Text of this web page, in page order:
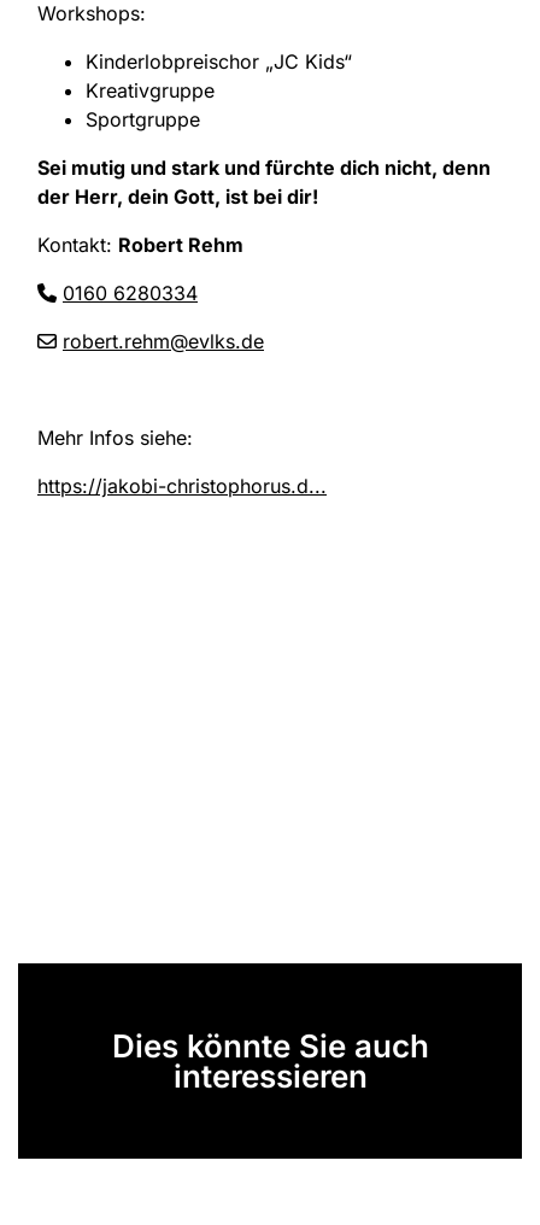
Workshops:
Kinderlobpreischor „JC Kids“
Kreativgruppe
Sportgruppe
Sei mutig und stark und fürchte dich nicht, denn
der Herr, dein Gott, ist bei dir!
Kontakt: Robert Rehm
0160 6280334
robert.rehm@evlks.de
Mehr Infos siehe:
https://jakobi-christophorus.d...
Dies könnte Sie auch
interessieren